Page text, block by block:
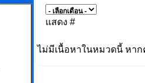
แสดง #
ไม่มีเนื้อหาในหมวดนี้ หา